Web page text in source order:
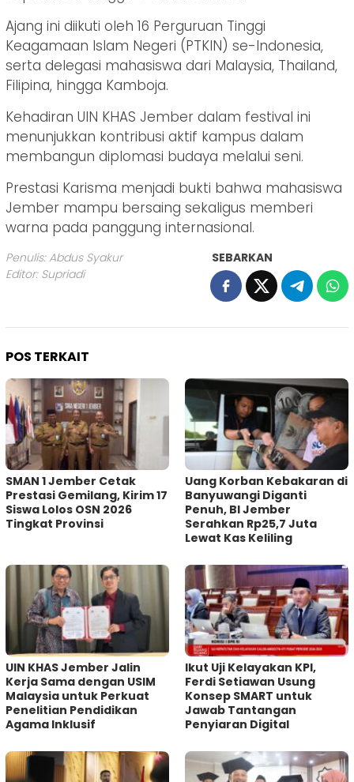
Ajang ini diikuti oleh 16 Perguruan Tinggi
Keagamaan Islam Negeri (PTKIN) se-Indonesia,
serta delegasi mahasiswa dari Malaysia, Thailand,
Filipina, hingga Kamboja.
Kehadiran UIN KHAS Jember dalam festival ini
menunjukkan kontribusi aktif kampus dalam
membangun diplomasi budaya melalui seni.
Prestasi Karisma menjadi bukti bahwa mahasiswa
Jember mampu bersaing sekaligus memberi
warna pada panggung internasional.
Penulis: Abdus Syakur
Editor: Supriadi
SEBARKAN
POS TERKAIT
SMAN 1 Jember Cetak
Prestasi Gemilang, Kirim 17
Siswa Lolos OSN 2026
Tingkat Provinsi
Uang Korban Kebakaran di
Banyuwangi Diganti
Penuh, BI Jember
Serahkan Rp25,7 Juta
Lewat Kas Keliling
UIN KHAS Jember Jalin
Kerja Sama dengan USIM
Malaysia untuk Perkuat
Penelitian Pendidikan
Agama Inklusif
Ikut Uji Kelayakan KPI,
Ferdi Setiawan Usung
Konsep SMART untuk
Jawab Tantangan
Penyiaran Digital